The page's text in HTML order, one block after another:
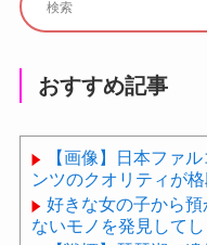
おすすめ記事
【画像】日本ファ
ンツのクオリティが
好きな女の子から
ないモノを発見して